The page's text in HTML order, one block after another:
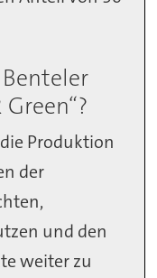
Produktion
der
und den
weiter zu